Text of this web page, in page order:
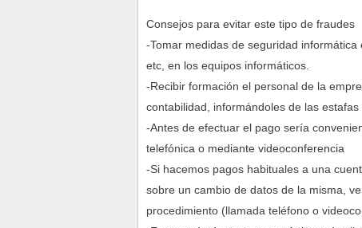
Consejos para evitar este tipo de fraudes
-Tomar medidas de seguridad
etc, en los equipos informáticos.
-Recibir formación el personal de la
contabilidad, informándoles de las
-Antes de efectuar el pago sería
telefónica o mediante videoconferencia
-Si hacemos pagos habituales a una
sobre un cambio de datos de la misma,
procedimiento (llamada teléfono o